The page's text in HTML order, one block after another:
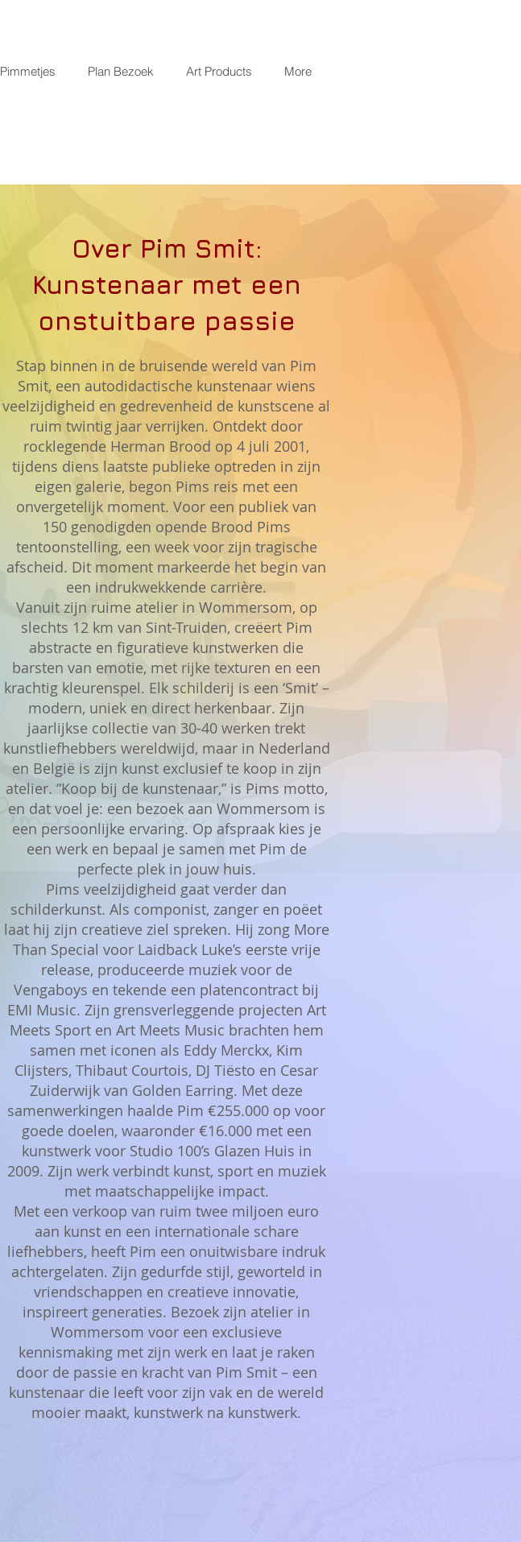
Pimmetjes Plan Bezoek Art Products More
Over Pim Smit:
Kunstenaar met een
onstuitbare passie
Stap binnen in de bruisende wereld van Pim
Smit, een autodidactische kunstenaar wiens
veelzijdigheid en gedrevenheid de kunstscene al
ruim twintig jaar verrijken. Ontdekt door
rocklegende Herman Brood op 4 juli 2001,
tijdens diens laatste publieke optreden in zijn
eigen galerie, begon Pims reis met een
onvergetelijk moment. Voor een publiek van
150 genodigden opende Brood Pims
tentoonstelling, een week voor zijn tragische
afscheid. Dit moment markeerde het begin van
een indrukwekkende carrière.
Vanuit zijn ruime atelier in Wommersom, op
slechts 12 km van Sint-Truiden, creëert Pim
abstracte en figuratieve kunstwerken die
barsten van emotie, met rijke texturen en een
krachtig kleurenspel. Elk schilderij is een ‘Smit’ –
modern, uniek en direct herkenbaar. Zijn
jaarlijkse collectie van 30-40 werken trekt
kunstliefhebbers wereldwijd, maar in Nederland
en België is zijn kunst exclusief te koop in zijn
atelier. “Koop bij de kunstenaar,” is Pims motto,
en dat voel je: een bezoek aan Wommersom is
een persoonlijke ervaring. Op afspraak kies je
een werk en bepaal je samen met Pim de
perfecte plek in jouw huis.
Pims veelzijdigheid gaat verder dan
schilderkunst. Als componist, zanger en poëet
laat hij zijn creatieve ziel spreken. Hij zong More
Than Special voor Laidback Luke’s eerste vrije
release, produceerde muziek voor de
Vengaboys en tekende een platencontract bij
EMI Music. Zijn grensverleggende projecten Art
Meets Sport en Art Meets Music brachten hem
samen met iconen als Eddy Merckx, Kim
Clijsters, Thibaut Courtois, DJ Tiësto en Cesar
Zuiderwijk van Golden Earring. Met deze
samenwerkingen haalde Pim €255.000 op voor
goede doelen, waaronder €16.000 met een
kunstwerk voor Studio 100’s Glazen Huis in
2009. Zijn werk verbindt kunst, sport en muziek
met maatschappelijke impact.
Met een verkoop van ruim twee miljoen euro
aan kunst en een internationale schare
liefhebbers, heeft Pim een onuitwisbare indruk
achtergelaten. Zijn gedurfde stijl, geworteld in
vriendschappen en creatieve innovatie,
inspireert generaties. Bezoek zijn atelier in
Wommersom voor een exclusieve
kennismaking met zijn werk en laat je raken
door de passie en kracht van Pim Smit – een
kunstenaar die leeft voor zijn vak en de wereld
mooier maakt, kunstwerk na kunstwerk.